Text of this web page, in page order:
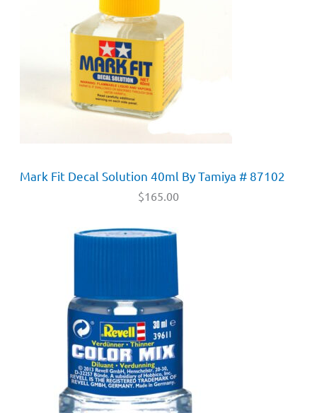
Mark Fit Decal Solution 40ml By Tamiya # 87102
$165.00